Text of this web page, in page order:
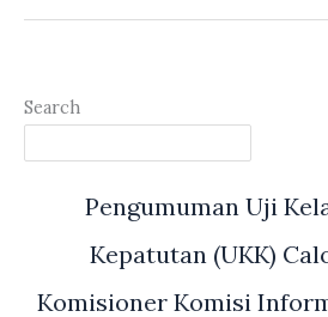
Polisi
RW
Search
Pengumuman Uji
Kepatutan (UKK)
Komisioner Komisi